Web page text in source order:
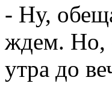
- Ну,
ждем. Но,
утра до